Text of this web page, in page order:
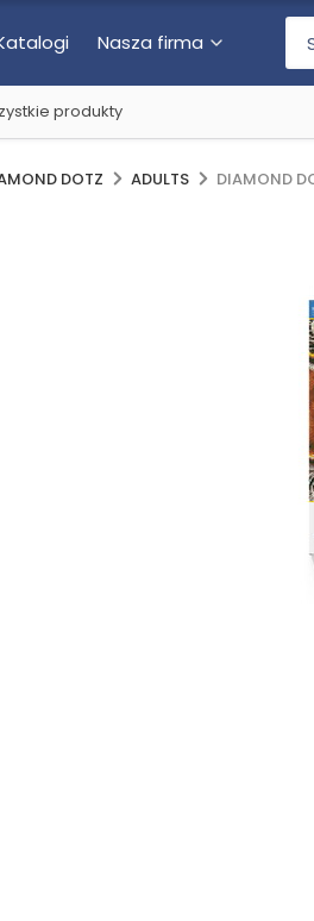
Nasza firma
produkty
DOTZ ADULTS DIAMOND